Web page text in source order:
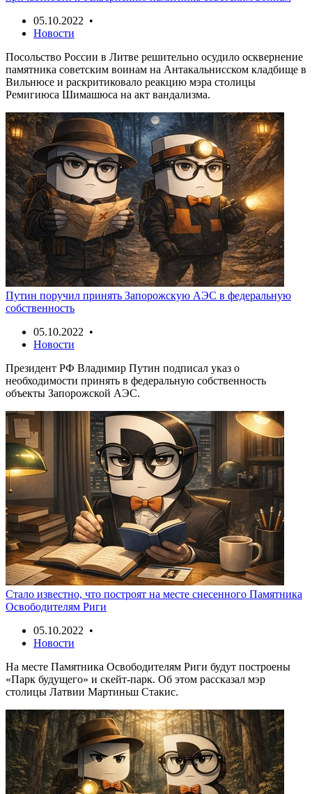
05.10.2022 •
Новости
Посольство России в Литве решительно осудило осквернение
памятника советским воинам на Антакальнисском кладбище в
Вильнюсе и раскритиковало реакцию мэра столицы
Ремигиюса Шимашюса на акт вандализма.
Путин поручил принять Запорожскую АЭС в федеральную
собственность
05.10.2022 •
Новости
Президент РФ Владимир Путин подписал указ о
необходимости принять в федеральную собственность
объекты Запорожской АЭС.
Стало известно, что построят на месте снесенного Памятника
Освободителям Риги
05.10.2022 •
Новости
На месте Памятника Освободителям Риги будут построены
«Парк будущего» и скейт-парк. Об этом рассказал мэр
столицы Латвии Мартиньш Стакис.